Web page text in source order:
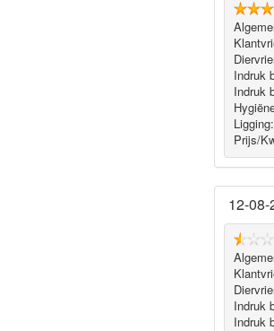
Indruk
Indruk
Ligging:
Prijs/
12-08-
Indruk
Indruk